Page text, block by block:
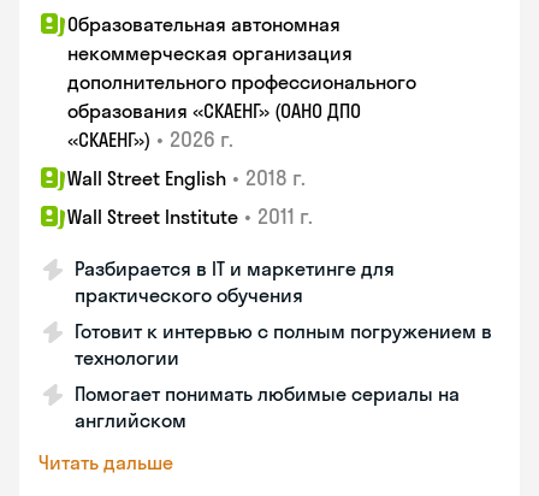
Образовательная автономная
некоммерческая организация
дополнительного профессионального
образования «СКАЕНГ» (ОАНО ДПО
«СКАЕНГ») • 2026 г.
Wall Street English • 2018 г.
Wall Street Institute • 2011 г.
Разбирается в IT и маркетинге для
практического обучения
Готовит к интервью с полным погружением в
технологии
Помогает понимать любимые сериалы на
английском
Читать дальше